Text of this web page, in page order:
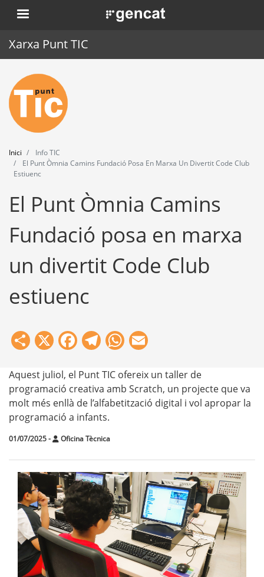
Vés
al
. Obre en una nova finestra.
Xarxa Punt TIC
Inici
Punt TIC
Actualitat
Agenda
Eines
Inici
Info TIC
El Punt Òmnia Camins Fundació Posa En Marxa Un Divertit Code Club
Estiuenc
El Punt Òmnia Camins
Fundació posa en marxa
un divertit Code Club
estiuenc
Share
X Facebook
Telegram
WhatsApp
Aquest juliol, el Punt TIC ofereix un taller de
programació creativa amb Scratch, un projecte que va
molt més enllà de l’alfabetització digital i vol apropar la
programació a infants.
01/07/2025- Oficina Tècnica